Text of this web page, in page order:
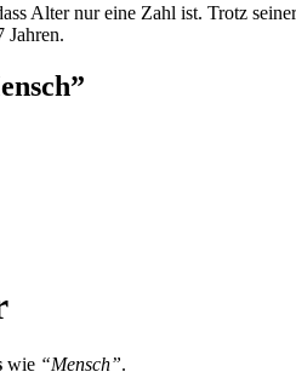
Alter nur eine Zahl ist. Trotz
Jahren.
wie “Mensch”.